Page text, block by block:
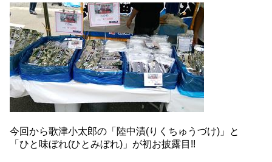
今回から歌津小太郎の「陸中漬(りくちゅうづけ)」と
「ひと味ぼれ(ひとみぼれ)」が初お披露目!!